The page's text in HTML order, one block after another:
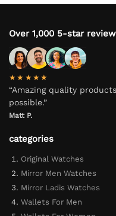
Over 1,000 5-star
★★★★★
“Amazing quality
possible.”
Matt P.
categories
Original Watches
Mirror Men Watches
Mirror Ladis Watches
Wallets For Men